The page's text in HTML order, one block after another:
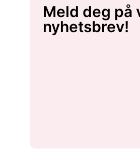
Meld deg på
nyhetsbrev!